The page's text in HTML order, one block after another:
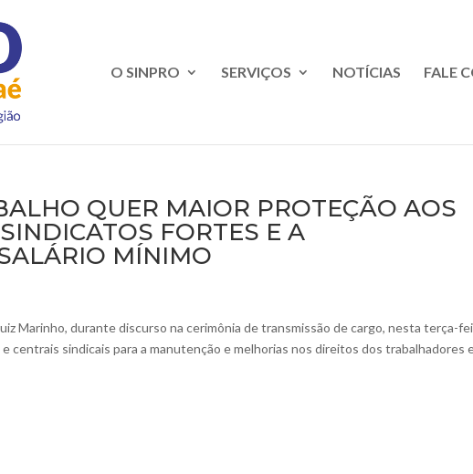
O SINPRO SERVIÇOS NOTÍCIAS FALE
QUER MAIOR PROTEÇÃO AOS
FORTES E A
MÍNIMO
Marinho, durante discurso na cerimônia de transmissão de cargo, nesta terça-
centrais sindicais para a manutenção e melhorias nos direitos dos trabalhadores